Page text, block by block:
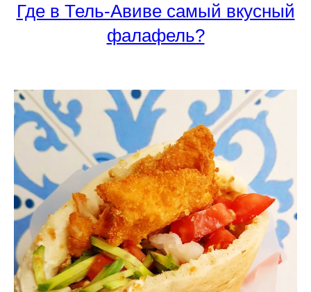
Где в Тель-Авиве самый вкусный
фалафель?